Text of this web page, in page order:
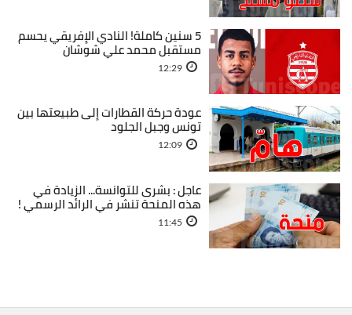
5 سنين كاملة! النادي الإفريقي يحسم
مستقبل محمد علي شوشان
12:29
عودة حركة القطارات إلى طبيعتها بين
تونس وجبل الجلود
12:09
عاجل : بشرى للتوانسة... الزيادة في
هذه المنحة تنشر في الرائد الرسمي !
11:45